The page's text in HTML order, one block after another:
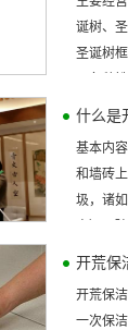
诞树、
圣诞树
鹿...
什么是
基本内
和墙砖
圾，诸
开荒保
开荒保
一次保